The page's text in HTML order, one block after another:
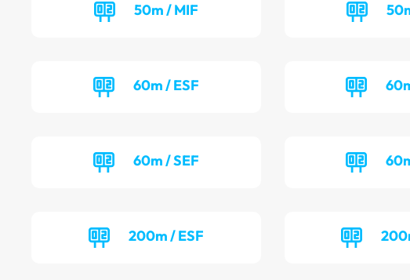
50m / MIF
60m / ESF
60m / SEF
200m / ESF